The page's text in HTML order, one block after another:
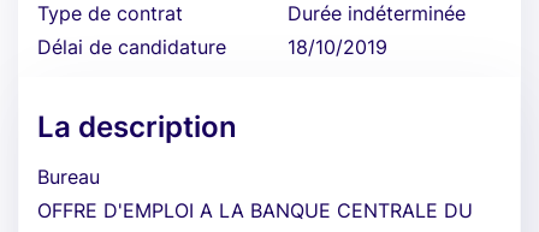
Type de contrat
Durée indéterminée
Délai de candidature
18/10/2019
La description
Bureau
OFFRE D'EMPLOI A LA BANQUE CENTRALE DU